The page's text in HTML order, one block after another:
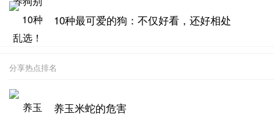
10种最可爱的狗：不仅好看，还好相处
分享热点排名
养玉米蛇的危害